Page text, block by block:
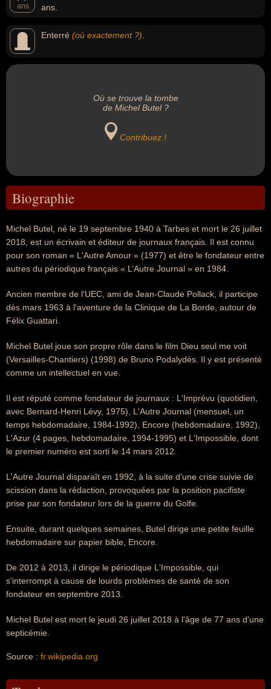
ans
ans.
Enterré (où exactement ?)
Où se trouve la tombe
de Michel Butel ?
Contribuez !
Biographie
Michel Butel, né le 19 septembre 1940 à Tarbes et mort le 26 juillet
2018, est un écrivain et éditeur de journaux français. Il est connu
pour son roman « L'Autre Amour » (1977) et être le fondateur entre
autres du périodique français « L’Autre Journal » en 1984.
Ancien membre de l'UEC, ami de Jean-Claude Pollack, il participe
dès mars 1963 à l'aventure de la Clinique de La Borde, autour de
Félix Guattari.
Michel Butel joue son propre rôle dans le film Dieu seul me voit
(Versailles-Chantiers) (1998) de Bruno Podalydès. Il y est présenté
comme un intellectuel en vue.
Il est réputé comme fondateur de journaux : L'Imprévu (quotidien,
avec Bernard-Henri Lévy, 1975), L'Autre Journal (mensuel, un
temps hebdomadaire, 1984-1992), Encore (hebdomadaire, 1992),
L'Azur (4 pages, hebdomadaire, 1994-1995) et L'Impossible, dont
le premier numéro est sorti le 14 mars 2012.
L'Autre Journal disparaît en 1992, à la suite d'une crise suivie de
scission dans la rédaction, provoquées par la position pacifiste
prise par son fondateur lors de la guerre du Golfe.
Ensuite, durant quelques semaines, Butel dirige une petite feuille
hebdomadaire sur papier bible, Encore.
De 2012 à 2013, il dirige le périodique L'Impossible, qui
s'interrompt à cause de lourds problèmes de santé de son
fondateur en septembre 2013.
Michel Butel est mort le jeudi 26 juillet 2018 à l'âge de 77 ans d'une
septicémie.
Source : fr.wikipedia.org